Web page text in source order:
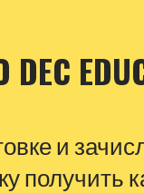
и
получить